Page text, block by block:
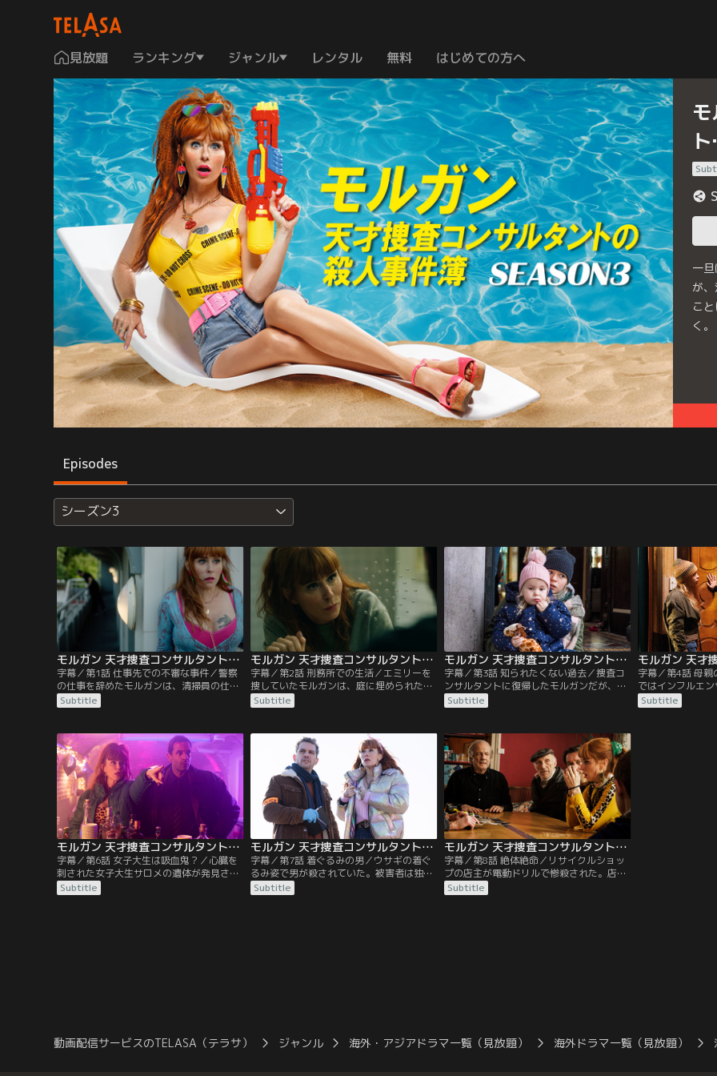
見放題 ランキング ジャンル レンタル 無料 はじめての方へ
一
が
こ
く。
Episodes
シーズン3
モルガン 天才捜査コンサルタントの殺人事件簿 シーズン3 第01話／字幕
字幕／第1話 仕事先での不審な事件／警察
の仕事を辞めたモルガンは、清掃員の仕事
を再開していた。派遣先の邸宅の主婦エミ
リーは、家の中の物が動かされていること
ーと口論となったモルガンは、一旦は仕事
を辞めるが、金欠で電気もガスも止められ
ていたため、仕方なく彼女に調査を申し出
る。
Subtitle
モルガン 天才捜査コンサルタントの殺人事件簿 シーズン3 第02話／字幕
字幕／第2話 刑務所での生活／エミリーを
捜していたモルガンは、庭に埋められた彼
女の遺体を発見。モルガンはその場で殺人
容疑で逮捕され、刑務所に入れられてしま
た女性警官のレティシアだった。さらにカ
ラデックから、18カラットの腕輪がエミリ
ー宅から盗まれたと聞いて青ざめるモルガ
Subtitle
モルガン 天才捜査コンサルタントの殺人事件簿 シーズン3 第03話／字幕
字幕／第3話 知られたくない過去／捜査コ
ンサルタントに復帰したモルガンだが、給
料は3割減に。新たに受付係のティモテを
採用し、予算が減ったからだ。そのことに
させようとする。一方、ヒップホップスタ
ーの女子高生が殺される事件が発生。彼女
は父親に隠れて活動していた。
Subtitle
字幕／第4話 母
ではインフルエ
ダウンしていた
とされたと思わ
Subtitle
モルガン 天才捜査コンサルタントの殺人事件簿 シーズン3 第06話／字幕
字幕／第6話 女子大生は吸血鬼？／心臓を
刺された女子大生サロメの遺体が発見され
た。だが彼女は20年前からずっと大学にい
て、実は「吸血鬼」なのではという噂ま
Subtitle
モルガン 天才捜査コンサルタントの殺人事件簿 シーズン3 第07話／字幕
字幕／第7話 着ぐるみの男／ウサギの着ぐ
るみ姿で男が殺されていた。被害者は独身
最後のパーティーから消えた新郎らしいと
いうことで結婚式場に向かうが、彼は生き
Subtitle
モルガン 天才捜査コンサルタントの殺人事件簿 シーズン3 第08話（最終話）／字幕
字幕／第8話 絶体絶命／リサイクルショッ
プの店主が電動ドリルで惨殺された。店内
の隠し金庫には現金と宝石が。その宝石は
モルガンの父セルジュが老婦人を襲って奪
Subtitle
動画配信サービスのTELASA（テラサ） ジャンル 海外・アジアドラマ一覧（見放題） 海外ドラマ一覧（見放題）